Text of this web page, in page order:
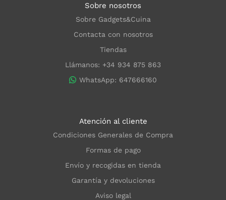
Sobre nosotros
Sobre Gadgets&Cuina
Contacta con nosotros
Tiendas
Llámanos: +34 934 875 863
WhatsApp: 647666160
Atención al cliente
Condiciones Generales de Compra
Formas de pago
Envío y recogidas en tienda
Garantía y devoluciones
Aviso legal